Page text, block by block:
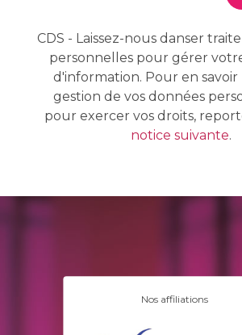
CDS - Laissez-nous danser
personnelles pour gérer
d'information. Pour en savoir
gestion de vos données
pour exercer vos droits,
notice suivante.
Nos affiliations